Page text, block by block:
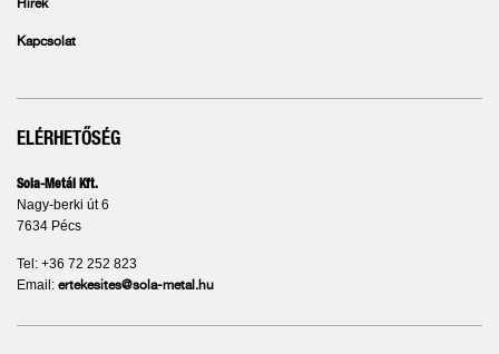
Hírek
Kapcsolat
ELÉRHETŐSÉG
Sola-Metál Kft.
Nagy-berki út 6
7634 Pécs
Tel: +36 72 252 823
Email: ertekesites@sola-metal.hu